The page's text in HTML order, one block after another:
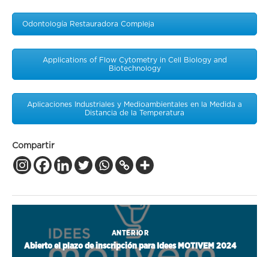
Odontología Restauradora Compleja
Applications of Flow Cytometry in Cell Biology and
Biotechnology
Aplicaciones Industriales y Medioambientales en la Medida a
Distancia de la Temperatura
Compartir
ANTERIOR
Abierto el plazo de inscripción para Idees MOTIVEM 2024